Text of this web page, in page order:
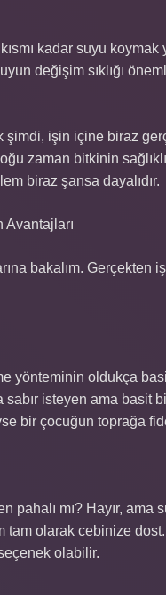
kadar suyu koymak
değişim sıklığı
şimdi, işin içine biraz
zaman bitkinin
biraz şansa dayalıdır.
bakalım. Gerçekten
yönteminin oldukça
isteyen ama basit
bir çocuğun toprağa
pahalı mı? Hayır,
tam olarak cebinize
olabilir.